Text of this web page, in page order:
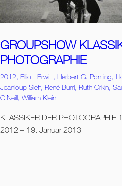
GROUPSHOW
PHOTOGRAPHIE
2012, Elliott Erwitt, Herbert G. Ponting,
Jeanloup Sieff, René Burri, Ruth Orkin,
O'Neill, William Klein
KLASSIKER DER PHOTOGRAPHIE
2012 – 19. Januar 2013